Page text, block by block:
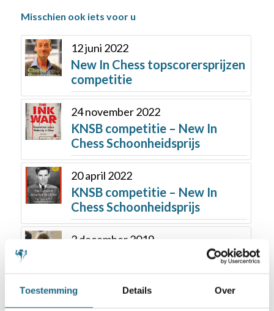
Toestemming Details Over
Misschien ook iets voor u
12 juni 2022
New In Chess topscorersprijzen
competitie
24 november 2022
KNSB competitie – New In
Chess Schoonheidsprijs
20 april 2022
KNSB competitie – New In
Chess Schoonheidsprijs
2 december 2019
Partij van Casper Schoppen een
geoliede machine